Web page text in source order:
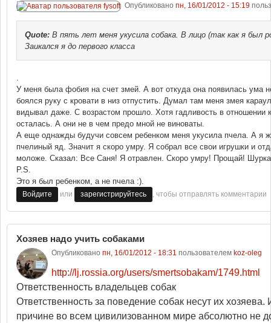
Опубликовано пн, 16/01/2012 - 15:19
Quote: В пять лет меня укусила собака. В лицо (так как я был
Заикался я до первого класса
.
У меня была фобия на счет змей. А вот откуда она появилась ума
боялся руку с кровати в низ отпустить. Думал там меня змея
видывал даже. С возрастом прошло. Хотя гадливость в отношении
осталась. А они не в чем предо мной не виноваты.
А еще однажды будучи совсем ребенком меня укусила пчела. А я
пчелиный яд. Значит я скоро умру. Я собрал все свои игрушки и
моложе. Сказал: Все Саня! Я отравлен. Скоро умру! Прощай!
P.S.
Это я был ребенком, а не пчела :).
Войдите или зарегистрируйтесь , чтобы отправлять комментарии
Хозяев надо учить собаками
Опубликовано пн, 16/01/2012 - 18:31 пользователем koz-oleg
http://lj.rossia.org/users/smertsobakam/1749.html
Ответственность владельцев собак
Ответственность за поведение собак несут их
причине во всем цивилизованном мире абсолютно не